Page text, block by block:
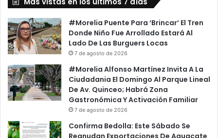
#Morelia Puente Para ‘Brincar’ El Tren
Donde Niño Fue Arrollado Estará Al
Lado De Las Burguers Locas
7 de agosto de 2026
#Morelia Alfonso Martínez Invita A La
Ciudadania El Domingo Al Parque Lineal
De Av. Quinceo; Habrá Zona
Gastronómica Y Activación Familiar
7 de agosto de 2026
Confirma Bedolla: Este Sábado Se
Reanudan Exportaciones De Aguacate